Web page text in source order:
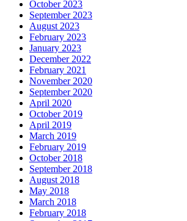
October 2023
September 2023
August 2023
February 2023
January 2023
December 2022
February 2021
November 2020
September 2020
April 2020
October 2019
April 2019
March 2019
February 2019
October 2018
September 2018
August 2018
May 2018
March 2018
February 2018